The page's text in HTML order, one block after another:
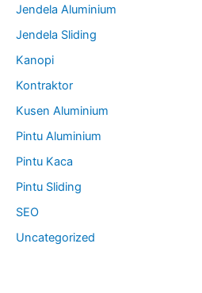
Jendela Aluminium
Jendela Sliding
Kanopi
Kontraktor
Kusen Aluminium
Pintu Aluminium
Pintu Kaca
Pintu Sliding
SEO
Uncategorized